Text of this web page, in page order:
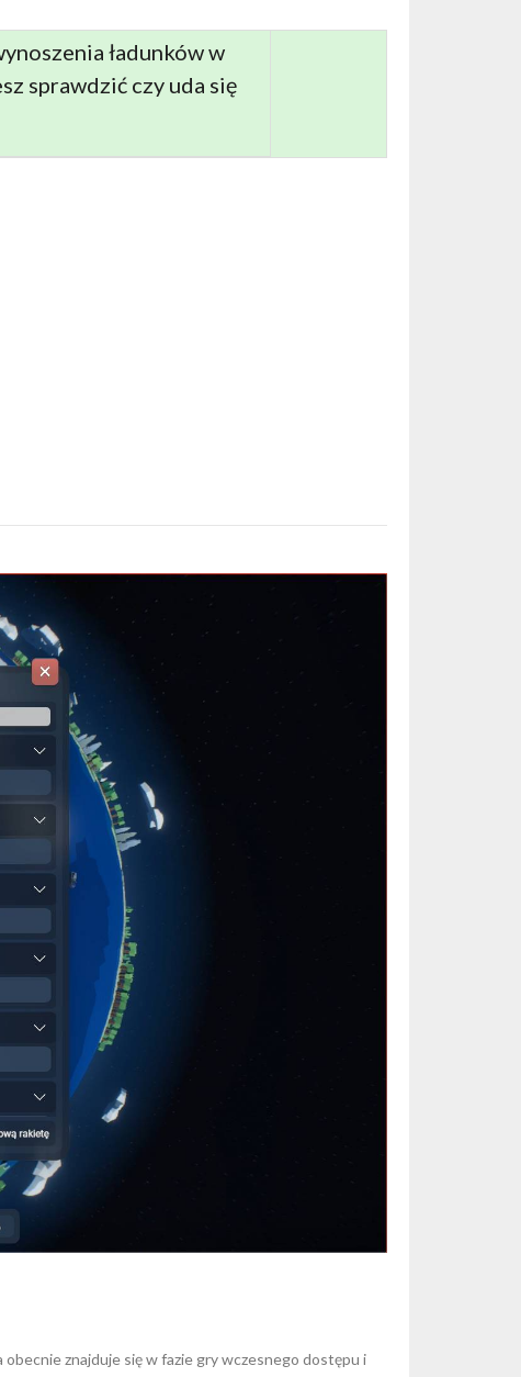
ładunków w
sprawdzić czy uda się
znajduje się w fazie gry wczesnego dostępu i